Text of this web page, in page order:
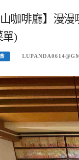
山咖啡廳】漫
單)